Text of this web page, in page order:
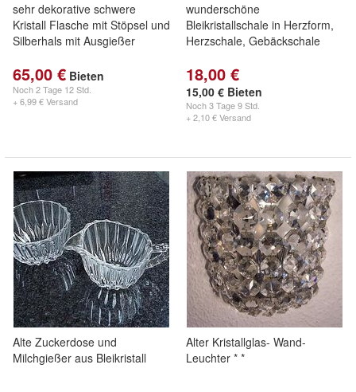
sehr dekorative schwere
Kristall Flasche mit Stöpsel und
Silberhals mit Ausgießer
65,00 € Bieten
Noch2 Tage 12 Std.
+ 6,99 € Versand
wunderschöne
Bleikristallschale in Herzform,
Herzschale, Gebäckschale
18,00 €
15,00 € Bieten
Noch3 Tage 9 Std.
+ 2,10 € Versand
Alte Zuckerdose und
Milchgießer aus Bleikristall
Alter Kristallglas- Wand-
Leuchter * *